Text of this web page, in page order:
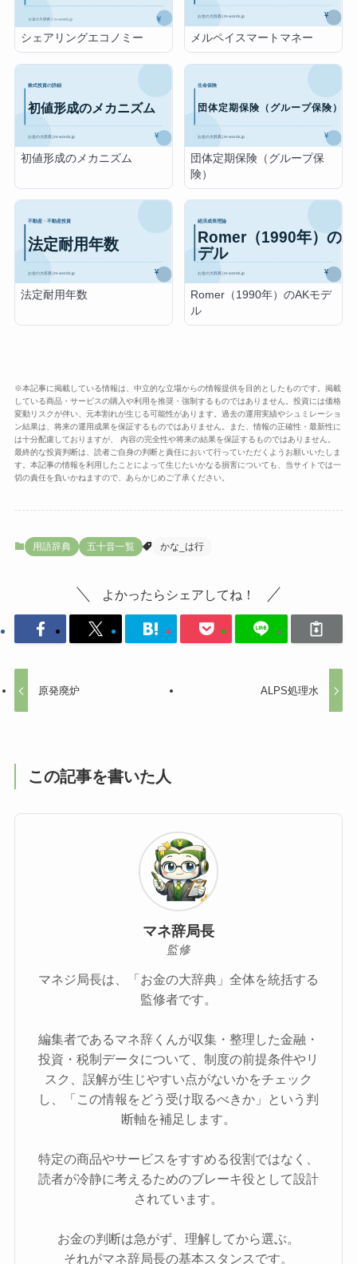
シェアリングエコノミー メルペイスマートマネー
初値形成のメカニズム
団体定期保険（グループ保
険）
法定耐用年数
Romer（1990年）のAKモデ
ル
※本記事に掲載している情報は、中立的な立場からの情報提供を目的としたものです。掲載
している商品・サービスの購入や利用を推奨・強制するものではありません。投資には価格
変動リスクが伴い、元本割れが生じる可能性があります。過去の運用実績やシュミレーショ
ン結果は、将来の運用成果を保証するものではありません。また、情報の正確性・最新性に
は十分配慮しておりますが、 内容の完全性や将来の結果を保証するものではありません。
最終的な投資判断は、読者ご自身の判断と責任において行っていただくようお願いいたしま
す。本記事の情報を利用したことによって生じたいかなる損害についても、当サイトでは一
切の責任を負いかねますので、あらかじめご了承ください。
用語辞典 五十音一覧 かな_は行
よかったらシェアしてね！
原発廃炉 ALPS処理水
この記事を書いた人
マネ辞局長
監修
マネジ局長は、「お金の大辞典」全体を統括する
監修者です。
編集者であるマネ辞くんが収集・整理した金融・
投資・税制データについて、制度の前提条件やリ
スク、誤解が生じやすい点がないかをチェック
し、「この情報をどう受け取るべきか」という判
断軸を補足します。
特定の商品やサービスをすすめる役割ではなく、
読者が冷静に考えるためのブレーキ役として設計
されています。
お金の判断は急がず、理解してから選ぶ。
それがマネ辞局長の基本スタンスです。